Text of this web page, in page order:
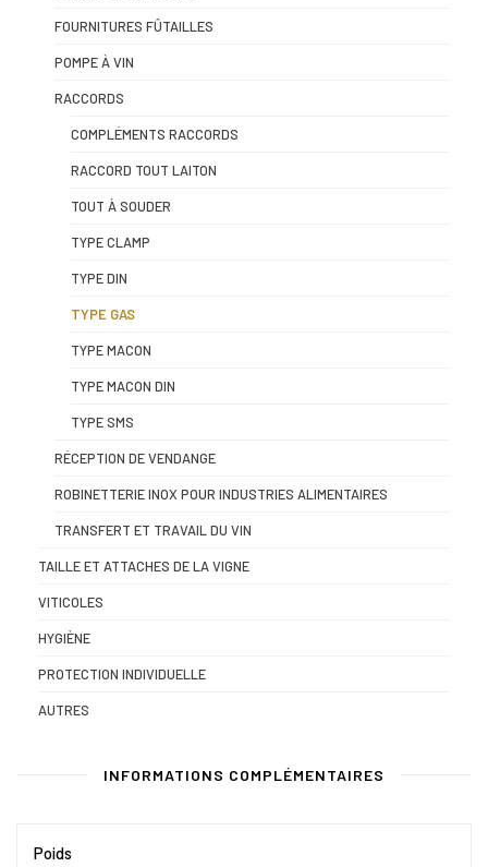
FOURNITURES FÛTAILLES
POMPE À VIN
RACCORDS
COMPLÉMENTS RACCORDS
RACCORD TOUT LAITON
TOUT À SOUDER
TYPE CLAMP
TYPE DIN
TYPE GAS
TYPE MACON
TYPE MACON DIN
TYPE SMS
RÉCEPTION DE VENDANGE
ROBINETTERIE INOX POUR INDUSTRIES ALIMENTAIRES
TRANSFERT ET TRAVAIL DU VIN
TAILLE ET ATTACHES DE LA VIGNE
VITICOLES
HYGIÈNE
PROTECTION INDIVIDUELLE
AUTRES
INFORMATIONS COMPLÉMENTAIRES
Poids